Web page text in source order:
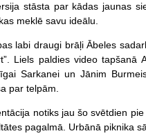
stāsta par kādas jaunas
meklē savu ideālu.
labi draugi brāļi Ābeles
Liels paldies video tapšanā
Sarkanei un Jānim
par telpām.
notiks jau šo svētdien
pagalmā. Urbānā piknika